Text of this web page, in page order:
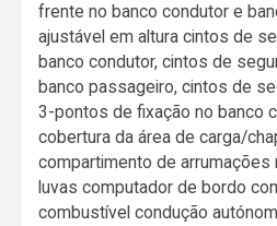
frente no banco condutor e
ajustável em altura cintos de
banco condutor, cintos de
banco passageiro, cintos de
3-pontos de fixação no banco
cobertura da área de carga/
compartimento de
luvas computador de bordo
combustível condução